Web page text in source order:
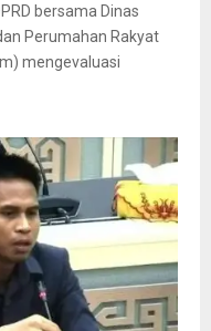
bersama Dinas
Perumahan Rakyat
mengevaluasi